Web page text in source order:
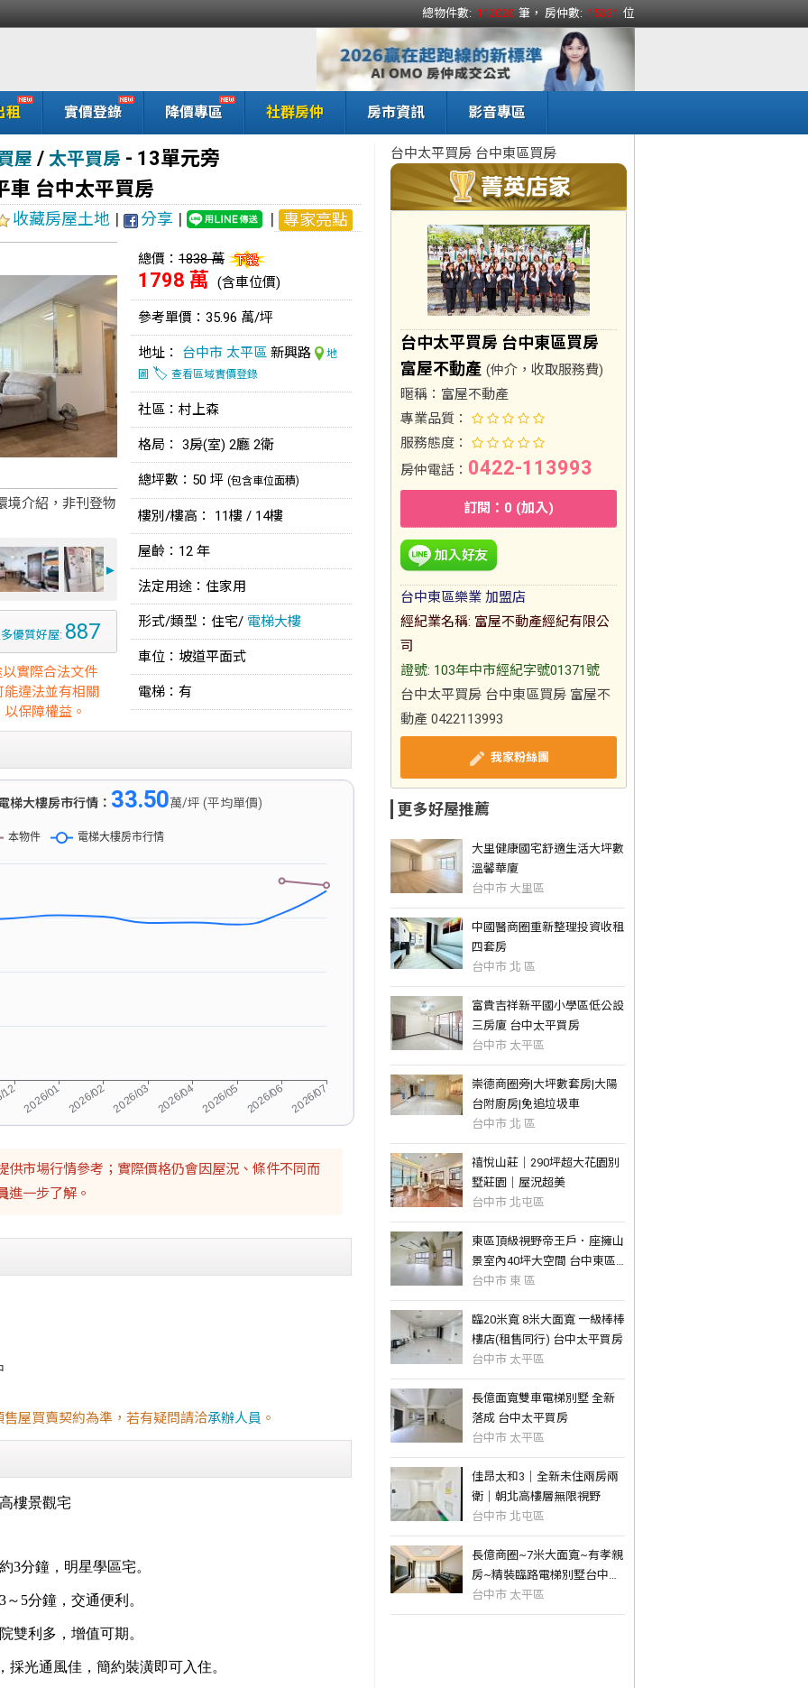
總物件數: 112020 筆， 房仲數: 15331 位
租 實價登錄 降價專區 社群房仲 房市資訊 影音專區
屋 / 太平買房 - 13單元旁
車 台中太平買房
收藏房屋土地 | 分享 | | 專家亮點
境介紹，非刊登物
►
優質好屋: 887
實際合法文件
違法並有相關
保障權益。
總價： 1838 萬
1798 萬 (含車位價)
參考單價：35.96 萬/坪
地址： 台中市 太平區 新興路
地
圖 🏷️ 查看區域實價登錄
社區：村上森
格局： 3房(室) 2廳 2衛
總坪數：50 坪 (包含車位面積)
樓別/樓高： 11樓 / 14樓
屋齡：12 年
法定用途：住家用
形式/類型：住宅/ 電梯大樓
車位：坡道平面式
電梯：有
梯大樓房市行情： 33.50萬/坪 (平均單價)
供市場行情參考；實際價格仍會因屋況、條件不同而
進一步了解。
屋買賣契約為準，若有疑問請洽承辦人員 。
台中太平買房 台中東區買房
台中太平買房 台中東區買房
富屋不動產 (仲介，收取服務費)
暱稱： 富屋不動產
專業品質：
服務態度：
房仲電話： 0422-113993
訂閱：0 (加入)
台中東區樂業 加盟店
經紀業名稱: 富屋不動產經紀有限公
司
證號: 103年中市經紀字號01371號
台中太平買房 台中東區買房 富屋不
動產 0422113993
我家粉絲團
更多好屋推薦
大里健康國宅舒適生活大坪數
溫馨華廈
台中市 大里區
中國醫商圈重新整理投資收租
四套房
台中市 北 區
富貴吉祥新平國小學區低公設
三房廈 台中太平買房
台中市 太平區
崇德商圈旁|大坪數套房|大陽
台附廚房|免追垃圾車
台中市 北 區
禧悅山莊｜290坪超大花園別
墅莊園｜屋況超美
台中市 北屯區
東區頂級視野帝王戶．座擁山
景室內40坪大空間 台中東區
買房
台中市 東 區
臨20米寬 8米大面寬 一級棒棒
樓店(租售同行) 台中太平買房
台中市 太平區
長億面寬雙車電梯別墅 全新
落成 台中太平買房
台中市 太平區
佳昂太和3｜全新未住兩房兩
衛｜朝北高樓層無限視野
台中市 北屯區
長億商圈~7米大面寬~有孝親
房~精裝臨路電梯別墅台中太
平買房
台中市 太平區